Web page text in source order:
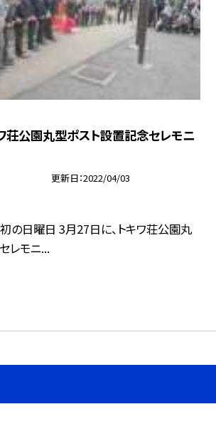
公園丸型ポスト設置記念セレモニ
更新日 2022/04/03
の日曜日 3月27日に、トキワ荘公園丸
レモニ...